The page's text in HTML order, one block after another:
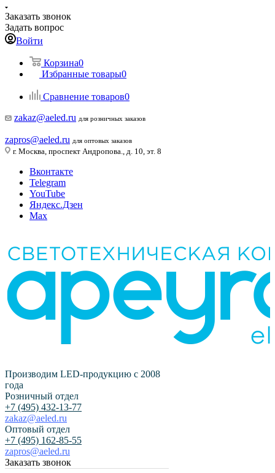
Заказать звонок
Задать вопрос
Войти
Корзина0
Избранные товары0
Сравнение товаров0
zakaz@aeled.ru для розничных заказов
zapros@aeled.ru для оптовых заказов
г. Москва, проспект Андропова., д. 10, эт. 8
Вконтакте
Telegram
YouTube
Яндекс.Дзен
Max
Производим LED-продукцию с 2008
года
Розничный отдел
+7 (495) 432-13-77
zakaz@aeled.ru
Оптовый отдел
+7 (495) 162-85-55
zapros@aeled.ru
Заказать звонок